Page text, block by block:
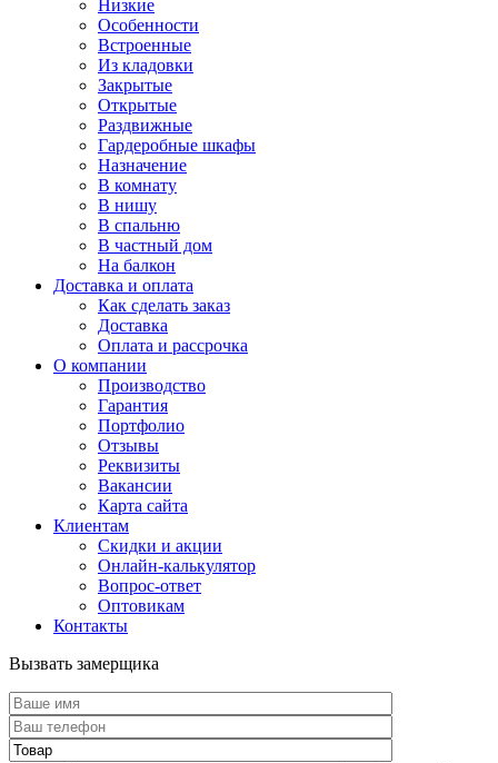
Низкие
Особенности
Встроенные
Из кладовки
Закрытые
Открытые
Раздвижные
Гардеробные шкафы
Назначение
В комнату
В нишу
В спальню
В частный дом
На балкон
Доставка и оплата
Как сделать заказ
Доставка
Оплата и рассрочка
О компании
Производство
Гарантия
Портфолио
Отзывы
Реквизиты
Вакансии
Карта сайта
Клиентам
Скидки и акции
Онлайн-калькулятор
Вопрос-ответ
Оптовикам
Контакты
Вызвать замерщика